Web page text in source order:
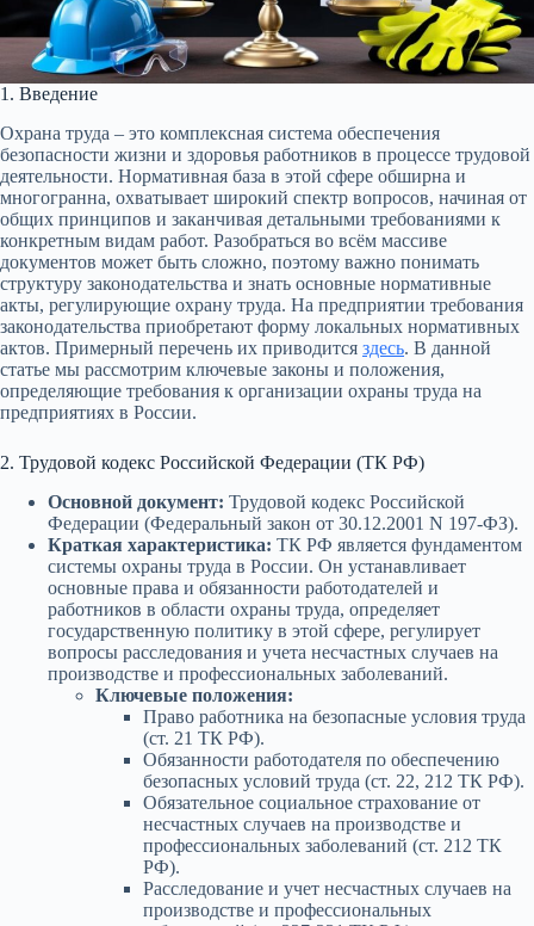
1. Введение
Охрана труда – это комплексная система обеспечения
безопасности жизни и здоровья работников в процессе трудовой
деятельности. Нормативная база в этой сфере обширна и
многогранна, охватывает широкий спектр вопросов, начиная от
общих принципов и заканчивая детальными требованиями к
конкретным видам работ. Разобраться во всём массиве
документов может быть сложно, поэтому важно понимать
структуру законодательства и знать основные нормативные
акты, регулирующие охрану труда. На предприятии требования
законодательства приобретают форму локальных нормативных
актов. Примерный перечень их приводится здесь. В данной
статье мы рассмотрим ключевые законы и положения,
определяющие требования к организации охраны труда на
предприятиях в России.
2. Трудовой кодекс Российской Федерации (ТК РФ)
Основной документ: Трудовой кодекс Российской
Федерации (Федеральный закон от 30.12.2001 N 197-ФЗ).
Краткая характеристика: ТК РФ является фундаментом
системы охраны труда в России. Он устанавливает
основные права и обязанности работодателей и
работников в области охраны труда, определяет
государственную политику в этой сфере, регулирует
вопросы расследования и учета несчастных случаев на
производстве и профессиональных заболеваний.
Ключевые положения:
Право работника на безопасные условия труда
(ст. 21 ТК РФ).
Обязанности работодателя по обеспечению
безопасных условий труда (ст. 22, 212 ТК РФ).
Обязательное социальное страхование от
несчастных случаев на производстве и
профессиональных заболеваний (ст. 212 ТК
РФ).
Расследование и учет несчастных случаев на
производстве и профессиональных